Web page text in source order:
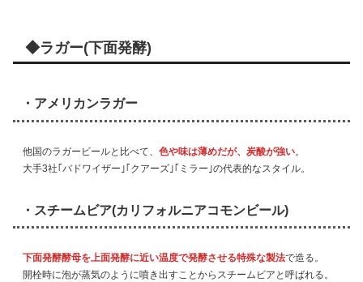
◆ラガー(下面発酵)
・アメリカンラガー
他国のラガービールと比べて、 色や味は薄めだが、炭酸が強い。
大手3社｢バドワイザー｣｢クアーズ｣｢ミラー｣の代表的なスタイル。
・スチームビア(カリフォルニアコモンビール)
下面発酵酵母を上面発酵に近い温度で発酵させる特殊な製法で造る。
開栓時に泡が蒸気のように噴き出すことからスチームビアと呼ばれる。